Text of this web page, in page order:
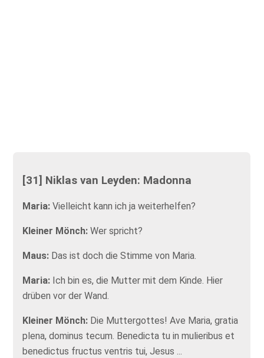
[31] Niklas van Leyden: Madonna
Maria:Vielleicht kann ich ja weiterhelfen?
Kleiner Mönch:Wer spricht?
Maus: Das ist doch die Stimme von Maria.
Maria: Ich bin es, die Mutter mit dem Kinde. Hier
drüben vor der Wand.
Kleiner Mönch: Die Muttergottes! Ave Maria, gratia
plena, dominus tecum. Benedicta tu in mulieribus et
benedictus fructus ventris tui, Jesus ...